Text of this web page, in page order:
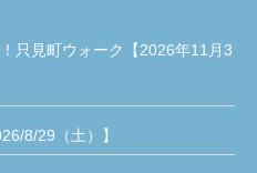
只見町ウォーク【2026年11月3
8/29（土）】